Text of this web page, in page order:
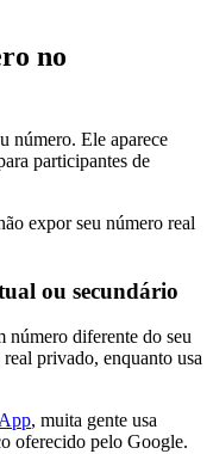
no
número. Ele aparece
participantes de
expor seu número real
ou secundário
número diferente do seu
privado, enquanto usa
, muita gente usa
oferecido pelo Google.